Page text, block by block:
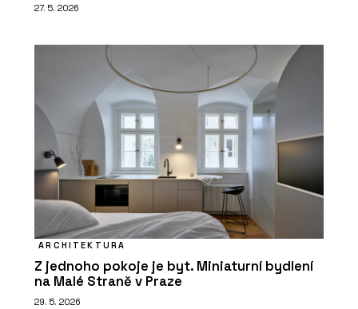
27. 5. 2026
ARCHITEKTURA
Z jednoho pokoje je byt. Miniaturní bydlení
na Malé Straně v Praze
29. 5. 2026